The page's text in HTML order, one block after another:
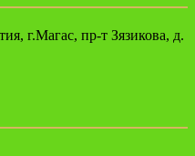
г.Магас, пр-т Зязикова, д.